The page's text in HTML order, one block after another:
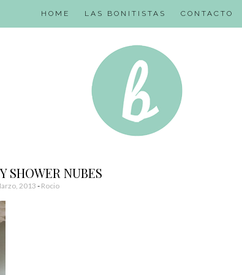
HOME LAS BONITISTAS CONTACTO
SHOWER NUBES
2013 - Rocio